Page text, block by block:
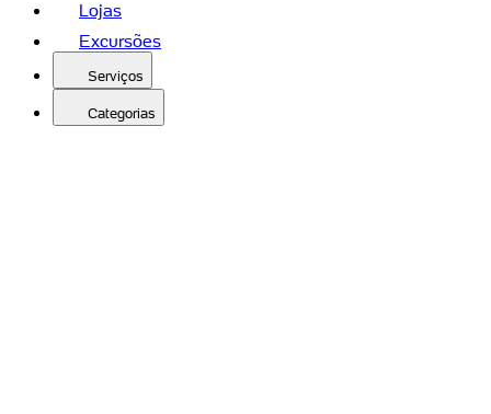
Lojas
Excursões
Serviços
Categorias